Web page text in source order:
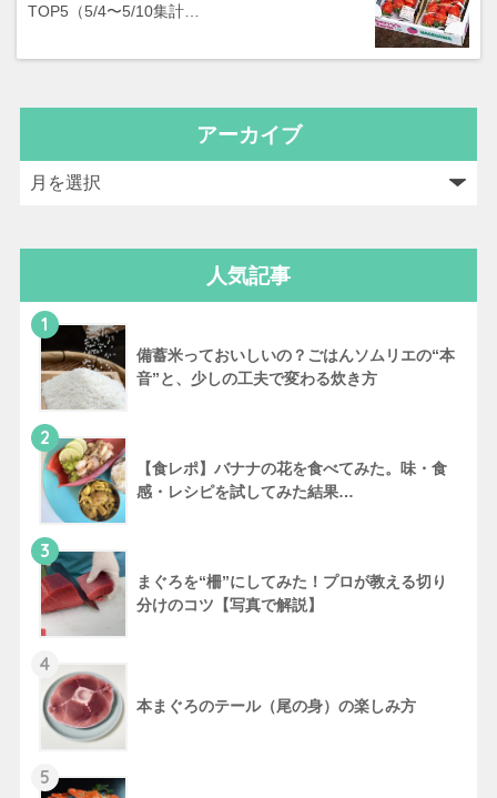
TOP5（5/4〜5/10集計…
アーカイブ
人気記事
1
備蓄米っておいしいの？ごはんソムリエの“本
音”と、少しの工夫で変わる炊き方
2
【食レポ】バナナの花を食べてみた。味・食
感・レシピを試してみた結果…
3
まぐろを“柵”にしてみた！プロが教える切り
分けのコツ【写真で解説】
4
本まぐろのテール（尾の身）の楽しみ方
5